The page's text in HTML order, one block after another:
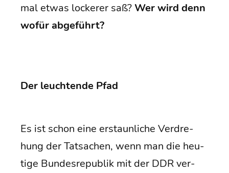
mal etwas locke­rer saß? Wer wird denn
wofür abgeführt?
Der leuch­ten­de Pfad
Es ist schon eine erstaun­li­che Ver­dre­
hung der Tat­sa­chen, wenn man die heu­
ti­ge Bun­des­re­pu­blik mit der DDR ver­